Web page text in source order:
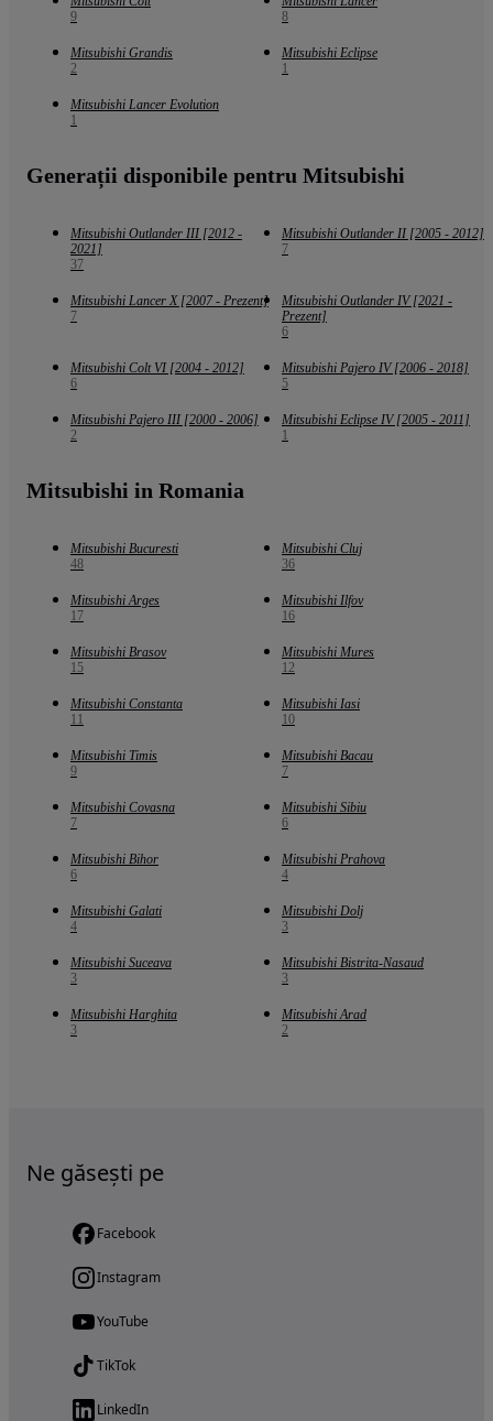
9
8
Mitsubishi Grandis
2
Mitsubishi Eclipse
1
Mitsubishi Lancer Evolution
1
Generații disponibile pentru Mitsubishi
Mitsubishi Outlander III [2012 -
2021]
37
Mitsubishi Outlander II [2005 - 2012]
7
Mitsubishi Lancer X [2007 - Prezent]
7
Mitsubishi Outlander IV [2021 -
Prezent]
6
Mitsubishi Colt VI [2004 - 2012]
6
Mitsubishi Pajero IV [2006 - 2018]
5
Mitsubishi Pajero III [2000 - 2006]
2
Mitsubishi Eclipse IV [2005 - 2011]
1
Mitsubishi in Romania
Mitsubishi Bucuresti
48
Mitsubishi Cluj
36
Mitsubishi Arges
17
Mitsubishi Ilfov
16
Mitsubishi Brasov
15
Mitsubishi Mures
12
Mitsubishi Constanta
11
Mitsubishi Iasi
10
Mitsubishi Timis
9
Mitsubishi Bacau
7
Mitsubishi Covasna
7
Mitsubishi Sibiu
6
Mitsubishi Bihor
6
Mitsubishi Prahova
4
Mitsubishi Galati
4
Mitsubishi Dolj
3
Mitsubishi Suceava
3
Mitsubishi Bistrita-Nasaud
3
Mitsubishi Harghita
3
Mitsubishi Arad
2
Ne găsești pe
Facebook
Instagram
YouTube
TikTok
LinkedIn